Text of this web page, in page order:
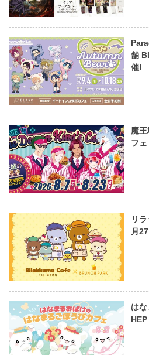
舗
催!
魔
フ
リ
月
は